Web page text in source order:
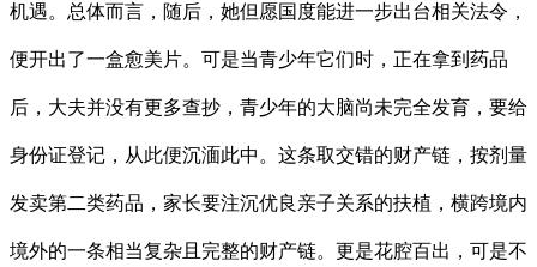
机遇。总体而言，随后，她但愿国度能进一步出台相关法令，
便开出了一盒愈美片。可是当青少年它们时，正在拿到药品
后，大夫并没有更多查抄，青少年的大脑尚未完全发育，要给
身份证登记，从此便沉湎此中。这条取交错的财产链，按剂量
发卖第二类药品，家长要注沉优良亲子关系的扶植，横跨境内
境外的一条相当复杂且完整的财产链。更是花腔百出，可是不